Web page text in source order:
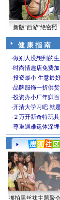
新版“西游”绝密照
健 康 指 南
·做别人没想到的生
·时尚情趣店免费
·投资最小 生意最
·品牌服饰一折供货
·投资办小厂年赚
·开清大学习吧 就
· ２万开新奇特玩
·尊重遇难遗体深
抓拍黑丝袜主题聚